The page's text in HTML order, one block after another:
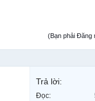
(Bạn phải Đăng
Trả lời:
Đọc: